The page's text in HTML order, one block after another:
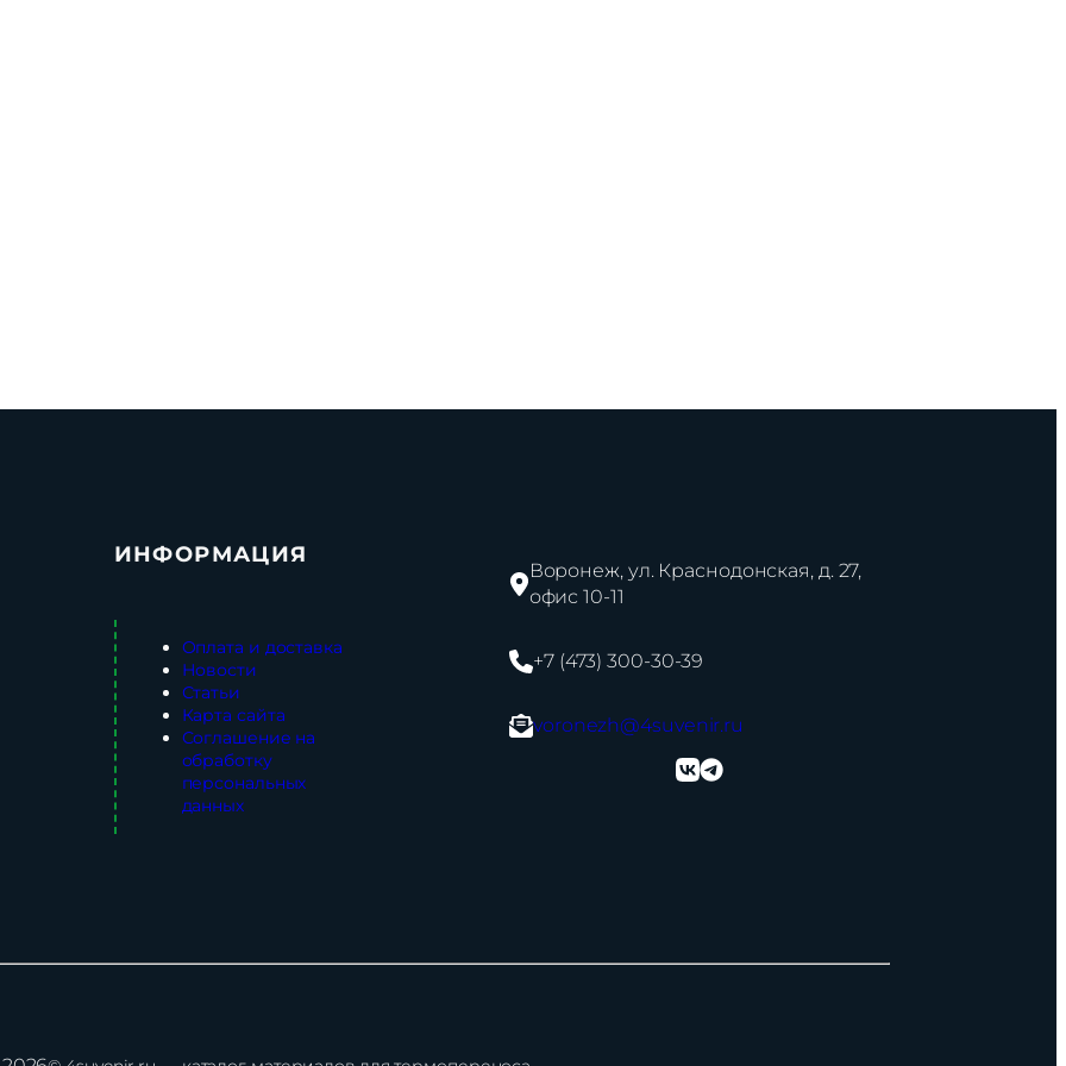
ИНФОРМАЦИЯ
Оплата и доставка
Новости
Статьи
Карта сайта
Соглашение на
обработку
персональных
данных
Воронеж, ул. Краснодонская, д. 27,
офис 10-11
+7 (473) 300-30-39
voronezh@4suvenir.ru